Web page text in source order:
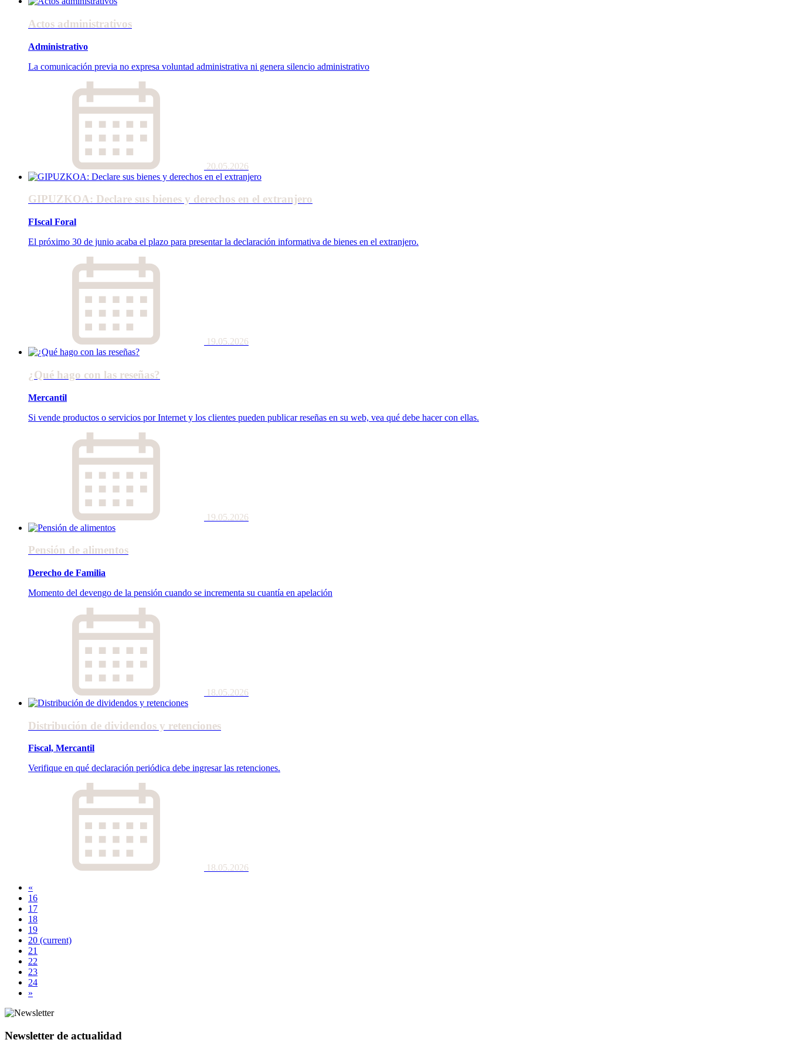
Actos administrativos
Administrativo
La comunicación previa no expresa voluntad administrativa ni genera silencio administrativo
20.05.2026
GIPUZKOA: Declare sus bienes y derechos en el extranjero
FIscal Foral
El próximo 30 de junio acaba el plazo para presentar la declaración informativa de bienes en el extranjero.
19.05.2026
¿Qué hago con las reseñas?
Mercantil
Si vende productos o servicios por Internet y los clientes pueden publicar reseñas en su web, vea qué debe hacer con ellas.
19.05.2026
Pensión de alimentos
Derecho de Familia
Momento del devengo de la pensión cuando se incrementa su cuantía en apelación
18.05.2026
Distribución de dividendos y retenciones
Fiscal, Mercantil
Verifique en qué declaración periódica debe ingresar las retenciones.
18.05.2026
«
16
17
18
19
20 (current)
21
22
23
24
»
Newsletter de actualidad